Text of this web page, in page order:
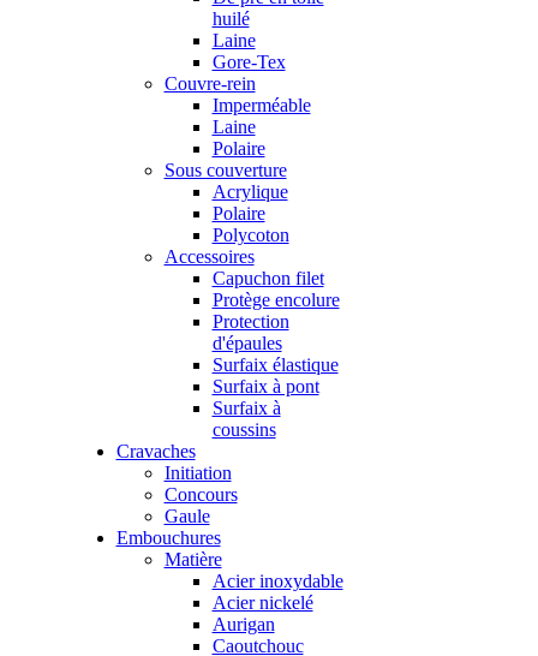
huilé
Laine
Gore-Tex
Couvre-rein
Imperméable
Laine
Polaire
Sous couverture
Acrylique
Polaire
Polycoton
Accessoires
Capuchon filet
Protège encolure
Protection
d'épaules
Surfaix élastique
Surfaix à pont
Surfaix à
coussins
Cravaches
Initiation
Concours
Gaule
Embouchures
Matière
Acier inoxydable
Acier nickelé
Aurigan
Caoutchouc